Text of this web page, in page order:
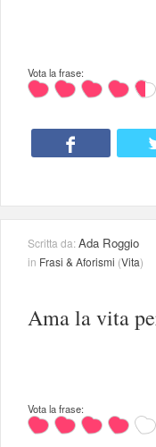
Vota la frase:
Scritta da:Ada Roggio
in Frasi & Aforismi (Vita)
Ama la vita
Vota la frase: